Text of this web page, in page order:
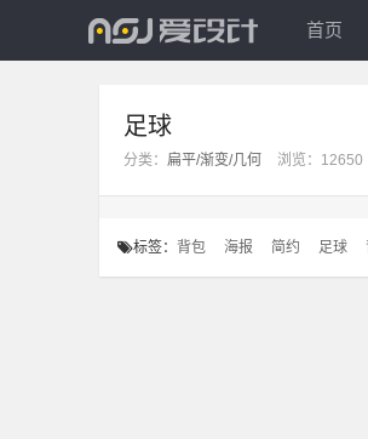
爱 首页
足球
分类： 扁平/渐变/几何 浏览：
标签： 背包 海报 简约 足球